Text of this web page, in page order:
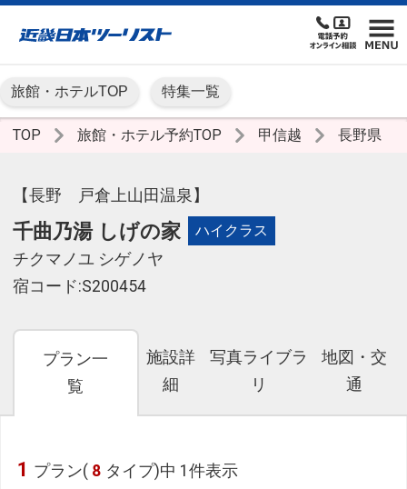
旅館・ホテルTOP 特集一覧
TOP 旅館・ホテル予約TOP 甲信越 長野県
【長野 戸倉上山田温泉】
千曲乃湯 しげの家 ハイクラス
チクマノユ シゲノヤ
宿コード:S200454
プラン一
覧
施設詳
細
写真ライブラ
リ
地図・交
通
1 プラン( 8 タイプ)中 1件表示